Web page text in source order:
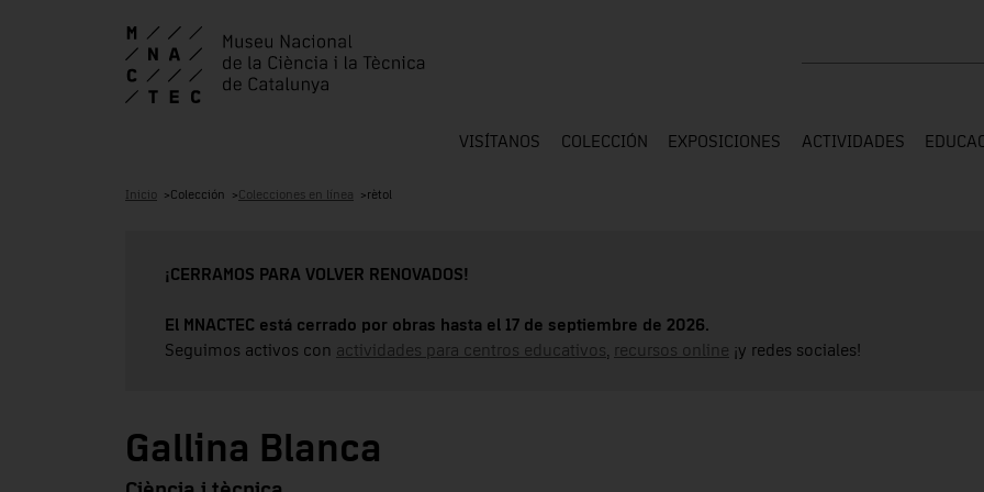
VISÍTANOS COLECCIÓN EXPOSICIONES ACTIVIDADES
Inicio Colección Colecciones en línea rètol
¡CERRAMOS PARA VOLVER RENOVADOS!
El MNACTEC está cerrado por obras hasta el 17 de septiembre de 2026.
Seguimos activos con actividades para centros educativos recursos online ¡y redes sociales!
Gallina Blanca